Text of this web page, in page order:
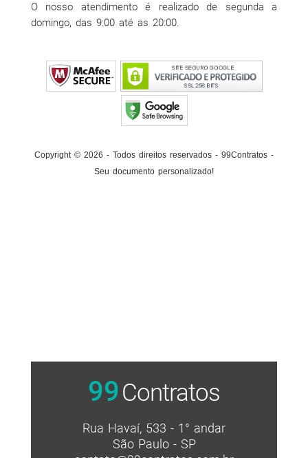
O nosso atendimento é realizado de segunda a
domingo, das 9:00 até as 20:00.
Copyright © 2026 - Todos direitos reservados - 99Contratos -
Seu documento personalizado!
99Contratos
Rua Havaí, 533 - 1° andar
São Paulo - SP